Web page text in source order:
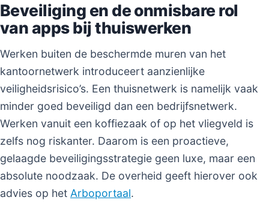
Beveiliging en de onmisbare rol
van apps bij thuiswerken
Werken buiten de beschermde muren van het
kantoornetwerk introduceert aanzienlijke
veiligheidsrisico’s. Een thuisnetwerk is namelijk vaak
minder goed beveiligd dan een bedrijfsnetwerk.
Werken vanuit een koffiezaak of op het vliegveld is
zelfs nog riskanter. Daarom is een proactieve,
gelaagde beveiligingsstrategie geen luxe, maar een
absolute noodzaak. De overheid geeft hierover ook
advies op het Arboportaal.